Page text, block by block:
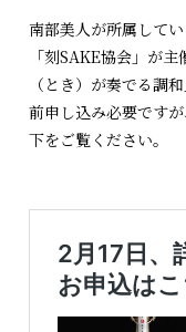
南部美人が所属して
「刻SAKE協会」が
（とき）が奏でる調
前申し込み必要です
下をご覧ください。